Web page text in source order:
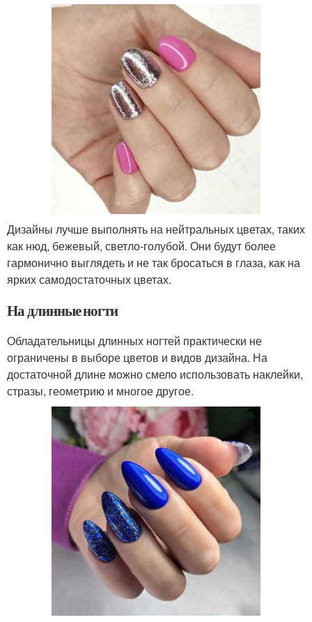
Дизайны лучше выполнять на нейтральных цветах, таких
как нюд, бежевый, светло-голубой. Они будут более
гармонично выглядеть и не так бросаться в глаза, как на
ярких самодостаточных цветах.
На длинные ногти
Обладательницы длинных ногтей практически не
ограничены в выборе цветов и видов дизайна. На
достаточной длине можно смело использовать наклейки,
стразы, геометрию и многое другое.